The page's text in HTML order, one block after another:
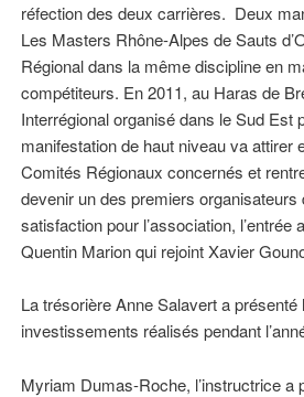
réfection des deux carrières. Deux
Les Masters Rhône-Alpes de Sauts
Régional dans la même discipline en
compétiteurs. En 2011, au Haras de
Interrégional organisé dans le Sud
manifestation de haut niveau va
Comités Régionaux concernés et
devenir un des premiers
satisfaction pour l’association,
Quentin Marion qui rejoint Xavier
La trésorière Anne Salavert a
investissements réalisés pendant
Myriam Dumas-Roche, l’instructrice